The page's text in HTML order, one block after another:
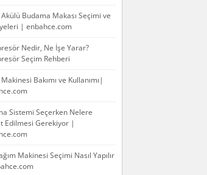
Akülü Budama Makası Seçimi ve
| enbahce.com
Nedir, Ne İşe Yarar?
Seçim Rehberi
Bakımı ve Kullanımı|
Sistemi Seçerken Nelere
Edilmesi Gerekiyor |
Makinesi Seçimi Nasıl Yapılır